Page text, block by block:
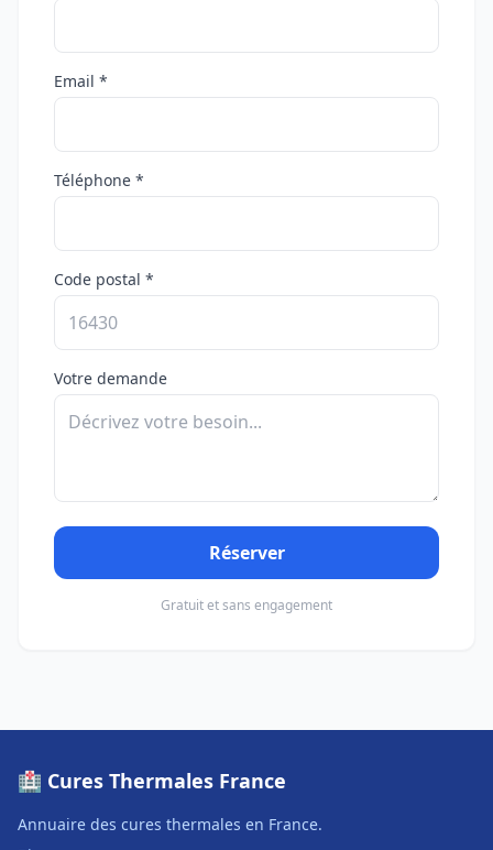
Email *
Téléphone *
Code postal *
Votre demande
Réserver
Gratuit et sans engagement
🏥 Cures Thermales France
Annuaire des cures thermales en France.